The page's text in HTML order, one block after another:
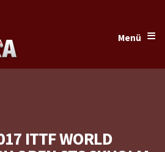
Menü ≡
ITTF WORLD